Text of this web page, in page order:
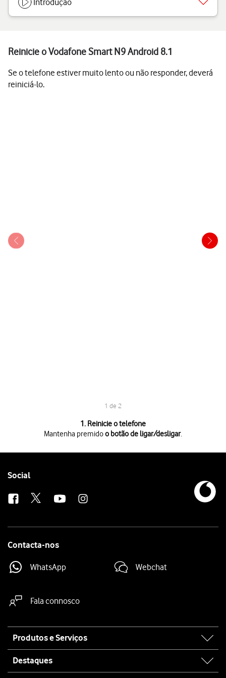
Introdução
Reinicie o Vodafone Smart N9 Android 8.1
Se o telefone estiver muito lento ou não responder, deverá
reiniciá-lo.
1 de 2
1. Reinicie o telefone
Mantenha premidoo botão de ligar/desligar.
Simultaneamente mantenha premidaa parte inferior do botão de
Follow
Social
Contacta-nos
WhatsApp Webchat
Fala connosco
map
Produtos e Serviços
Destaques